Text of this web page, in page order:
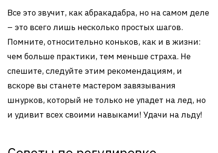
Все это звучит, как абракадабра, но на самом деле
– это всего лишь несколько простых шагов.
Помните, относительно коньков, как и в жизни:
чем больше практики, тем меньше страха. Не
спешите, следуйте этим рекомендациям, и
вскоре вы станете мастером завязывания
шнурков, который не только не упадет на лед, но
и удивит всех своими навыками! Удачи на льду!